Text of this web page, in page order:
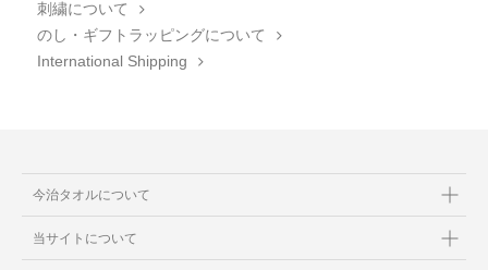
刺繍について
のし・ギフトラッピングについて
International Shipping
今治タオルについて
当サイトについて